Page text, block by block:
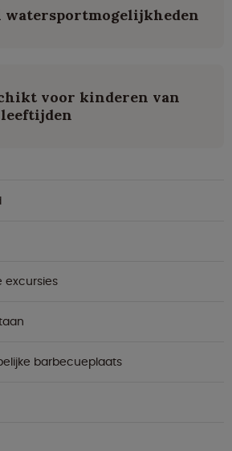
watersportmogelijkheden
voor kinderen van
excursies
barbecueplaats